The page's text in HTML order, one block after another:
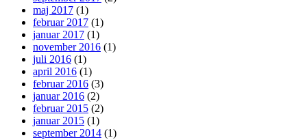
maj 2017 (1)
februar 2017 (1)
januar 2017 (1)
november 2016 (1)
juli 2016 (1)
april 2016 (1)
februar 2016 (3)
januar 2016 (2)
februar 2015 (2)
januar 2015 (1)
september 2014 (1)